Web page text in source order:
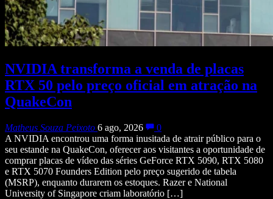
NVIDIA transforma a venda de placas
RTX 50 pelo preço oficial em atração na
QuakeCon
Matheus Souza Peixoto 6 ago, 2026
0
A NVIDIA encontrou uma forma inusitada de atrair público para o
seu estande na QuakeCon, oferecer aos visitantes a oportunidade de
comprar placas de vídeo das séries GeForce RTX 5090, RTX 5080
e RTX 5070 Founders Edition pelo preço sugerido de tabela
(MSRP), enquanto durarem os estoques. Razer e National
University of Singapore criam laboratório […]